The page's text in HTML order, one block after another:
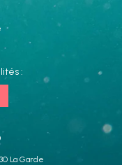
:
La Garde